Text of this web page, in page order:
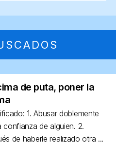
de puta, poner la
1. Abusar doblemente
confianza de alguien. 2.
de haberle realizado otra ...